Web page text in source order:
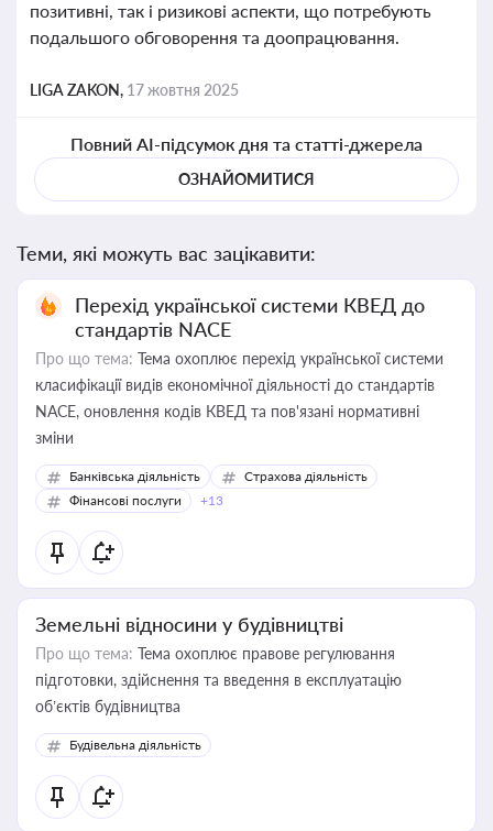
позитивні, так і ризикові аспекти, що потребують
подальшого обговорення та доопрацювання.
LIGA ZAKON, 17 жовтня 2025
Повний AI-підсумок дня та статті-джерела
ОЗНАЙОМИТИСЯ
Теми, які можуть вас зацікавити:
Перехід української системи КВЕД до
стандартів NACE
Про що тема: Тема охоплює перехід української системи
класифікації видів економічної діяльності до стандартів
NACE, оновлення кодів КВЕД та пов'язані нормативні
зміни
Банківська діяльність
Страхова діяльність
Фінансові послуги
+13
Земельні відносини у будівництві
Про що тема: Тема охоплює правове регулювання
підготовки, здійснення та введення в експлуатацію
об’єктів будівництва
Будівельна діяльність